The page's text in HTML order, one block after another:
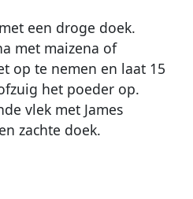
een droge doek.
met maizena of
op te nemen en laat 15
het poeder op.
vlek met James
zachte doek.